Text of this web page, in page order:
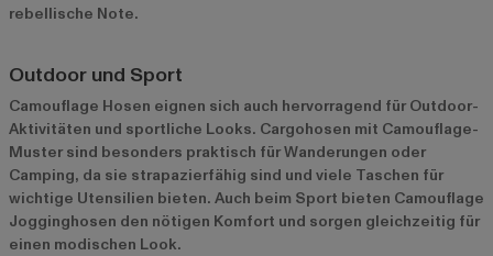
rebellische Note.
Outdoor und Sport
Camouflage Hosen eignen sich auch hervorragend für Outdoor-
Aktivitäten und sportliche Looks. Cargohosen mit Camouflage-
Muster sind besonders praktisch für Wanderungen oder
Camping, da sie strapazierfähig sind und viele Taschen für
wichtige Utensilien bieten. Auch beim Sport bieten Camouflage
Jogginghosen den nötigen Komfort und sorgen gleichzeitig für
einen modischen Look.